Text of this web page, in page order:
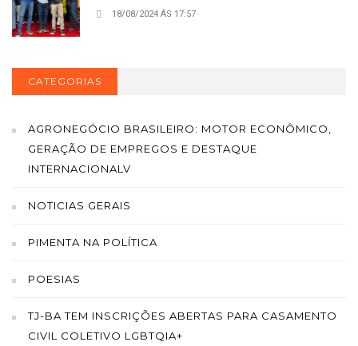
18/08/2024 ÁS 17:57
CATEGORIAS
AGRONEGÓCIO BRASILEIRO: MOTOR ECONÔMICO,
GERAÇÃO DE EMPREGOS E DESTAQUE
INTERNACIONALV
NOTICIAS GERAIS
PIMENTA NA POLÍTICA
POESIAS
TJ-BA TEM INSCRIÇÕES ABERTAS PARA CASAMENTO
CIVIL COLETIVO LGBTQIA+